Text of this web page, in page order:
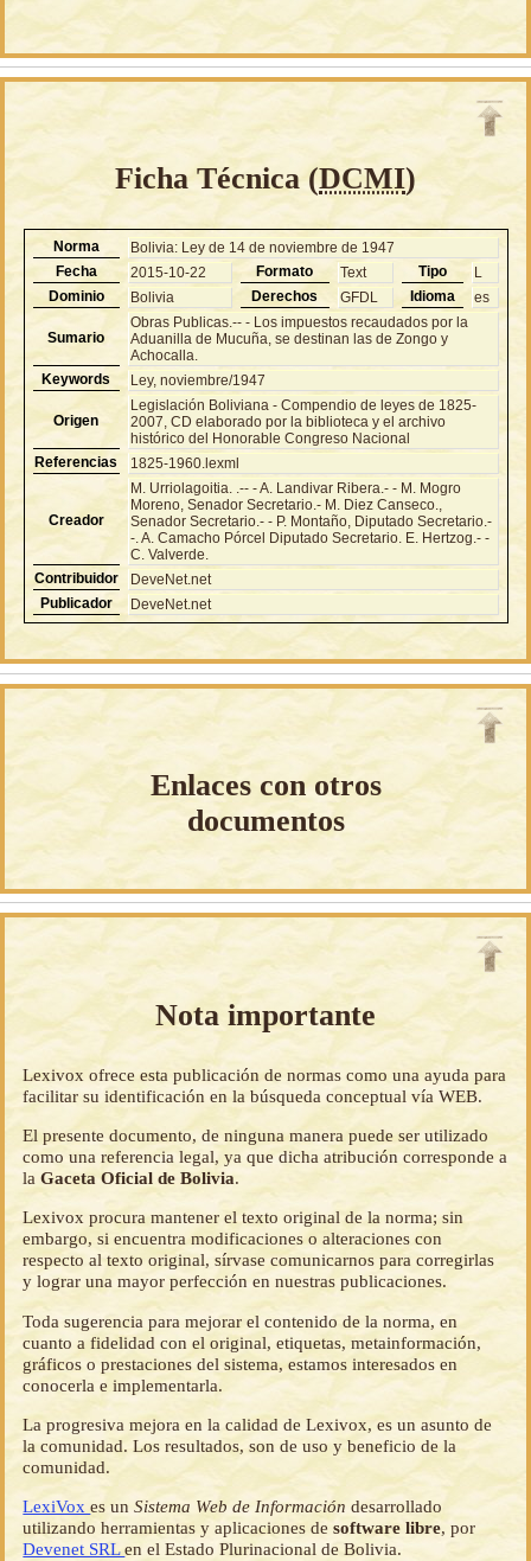
Ficha Técnica (DCMI)
Norma
Bolivia: Ley de 14 de noviembre de 1947
Fecha
2015-10-22 Formato Text Tipo
L
Dominio
Bolivia Derechos GFDL Idioma es
Sumario
Obras Publicas.-- - Los impuestos recaudados por la
Aduanilla de Mucuña, se destinan las de Zongo y
Achocalla.
Keywords
Ley, noviembre/1947
Origen
Legislación Boliviana - Compendio de leyes de 1825-
2007, CD elaborado por la biblioteca y el archivo
histórico del Honorable Congreso Nacional
Referencias
1825-1960.lexml
Creador
M. Urriolagoitia. .-- - A. Landivar Ribera.- - M. Mogro
Moreno, Senador Secretario.- M. Diez Canseco.,
Senador Secretario.- - P. Montaño, Diputado Secretario.-
-. A. Camacho Pórcel Diputado Secretario. E. Hertzog.- -
C. Valverde.
Contribuidor
DeveNet.net
Publicador
DeveNet.net
Enlaces con otros
documentos
Nota importante
Lexivox ofrece esta publicación de normas como una ayuda para
facilitar su identificación en la búsqueda conceptual vía WEB.
El presente documento, de ninguna manera puede ser utilizado
como una referencia legal, ya que dicha atribución corresponde a
laGaceta Oficial de Bolivia.
Lexivox procura mantener el texto original de la norma; sin
embargo, si encuentra modificaciones o alteraciones con
respecto al texto original, sírvase comunicarnos para corregirlas
y lograr una mayor perfección en nuestras publicaciones.
Toda sugerencia para mejorar el contenido de la norma, en
cuanto a fidelidad con el original, etiquetas, metainformación,
gráficos o prestaciones del sistema, estamos interesados en
conocerla e implementarla.
La progresiva mejora en la calidad de Lexivox, es un asunto de
la comunidad. Los resultados, son de uso y beneficio de la
comunidad.
LexiVoxes unSistema Web de Información desarrollado
utilizando herramientas y aplicaciones desoftware libre, por
Devenet SRLen el Estado Plurinacional de Bolivia.